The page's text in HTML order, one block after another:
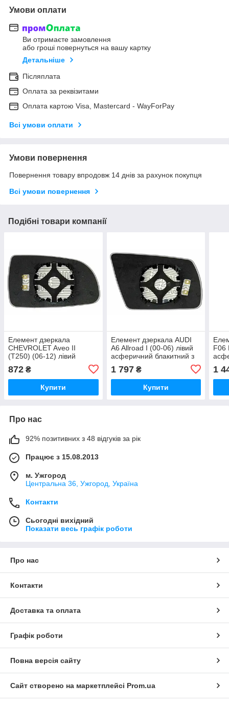
Умови оплати
Ви отримаєте замовлення
або гроші повернуться на вашу картку
Детальніше
Післяплата
Оплата за реквізитами
Оплата картою Visa, Mastercard - WayForPay
Всі умови оплати
Умови повернення
Повернення товару впродовж 14 днів за рахунок покупця
Всі умови повернення
Подібні товари компанії
Елемент дзеркала
CHEVROLET Aveo II
(T250) (06-12) лівий
872 ₴
Купити
Елемент дзеркала AUDI
A6 Allroad I (00-06) лівий
асферичний блакитний з
1 797₴
Купити
F06
1
Про нас
92% позитивних з 48 відгуків за рік
Працює з 15.08.2013
м. Ужгород
Центральна 36, Ужгород, Україна
Контакти
Сьогодні вихідний
Показати весь графік роботи
Про нас
Контакти
Доставка та оплата
Графік роботи
Повна версія сайту
Сайт створено на маркетплейсі Prom.ua